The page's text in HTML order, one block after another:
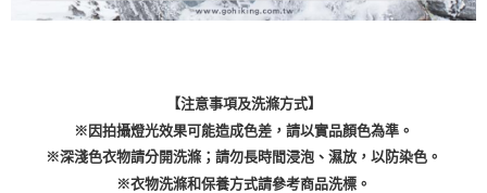
【注意事項及洗滌方式】
※因拍攝燈光效果可能造成色差，請以實品顏色為準。
※深淺色衣物請分開洗滌；請勿長時間浸泡、濕放，以防染色。
※衣物洗滌和保養方式請參考商品洗標。